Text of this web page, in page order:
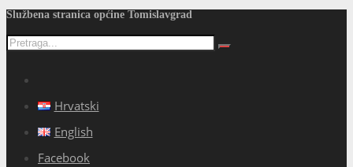
Službena stranica općine Tomislavgrad
Hrvatski
English
Facebook